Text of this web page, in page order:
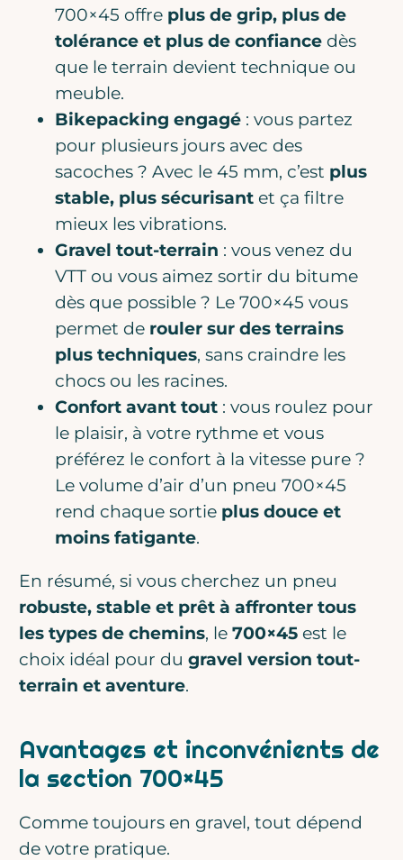
700×45 offre plus de grip, plus de
tolérance et plus de confiance dès
que le terrain devient technique ou
meuble.
Bikepacking engagé : vous partez
pour plusieurs jours avec des
sacoches ? Avec le 45 mm, c’est plus
stable, plus sécurisant et ça filtre
mieux les vibrations.
Gravel tout-terrain : vous venez du
VTT ou vous aimez sortir du bitume
dès que possible ? Le 700×45 vous
permet de rouler sur des terrains
plus techniques, sans craindre les
chocs ou les racines.
Confort avant tout : vous roulez pour
le plaisir, à votre rythme et vous
préférez le confort à la vitesse pure ?
Le volume d’air d’un pneu 700×45
rend chaque sortie plus douce et
moins fatigante.
En résumé, si vous cherchez un pneu
robuste, stable et prêt à affronter tous
les types de chemins, le700×45 est le
choix idéal pour dugravel version tout-
terrain et aventure.
Avantages et inconvénients de
la section 700×45
Comme toujours en gravel, tout dépend
de votre pratique.